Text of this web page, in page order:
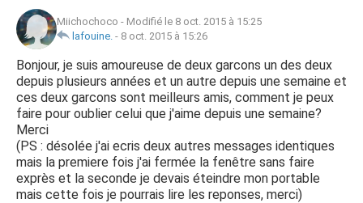
Miichochoco - Modifié le 8 oct. 2015 à 15:25
lafouine. - 8 oct. 2015 à 15:26
Bonjour, je suis amoureuse de deux garcons un des deux
depuis plusieurs années et un autre depuis une semaine et
ces deux garcons sont meilleurs amis, comment je peux
faire pour oublier celui que j'aime depuis une semaine?
Merci
(PS : désolée j'ai ecris deux autres messages identiques
mais la premiere fois j'ai fermée la fenêtre sans faire
exprès et la seconde je devais éteindre mon portable
mais cette fois je pourrais lire les reponses, merci)